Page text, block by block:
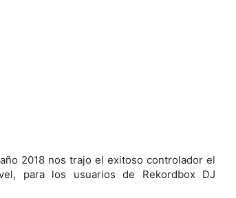
2018 nos trajo el exitoso controlador el
para los usuarios de Rekordbox DJ